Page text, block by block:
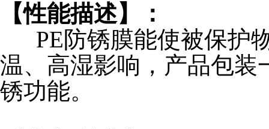
【性能描述】：
PE防锈膜能使被保护
温、高湿影响，产品包装
锈功能。